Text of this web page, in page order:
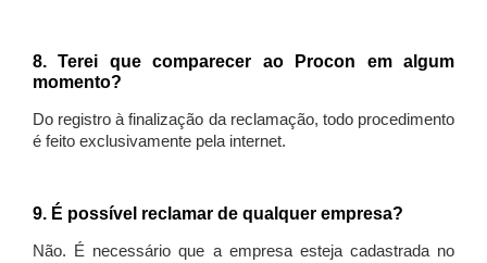
8. Terei que comparecer ao Procon em algum
momento?
Do registro à finalização da reclamação, todo procedimento
é feito exclusivamente pela internet.
9. É possível reclamar de qualquer empresa?
Não. É necessário que a empresa esteja cadastrada no